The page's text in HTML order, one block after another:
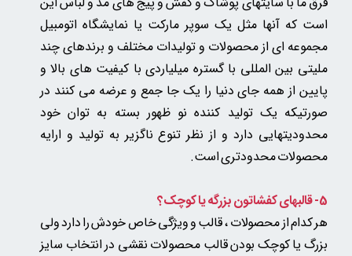
است که آنها مثل یک سوپر مارکت یا نمایشگاه اتومبیل
مجموعه ای از محصولات و تولیدات مختلف و برندهای چند
ملیتی بین المللی با گستره میلیاردی با کیفیت های بالا و
پایین از همه جای دنیا را یک جا جمع و عرضه می کنند در
صورتیکه یک تولید کننده نو ظهور بسته به توان خود
محدودیتهایی دارد و از نظر تنوع ناگزیر به تولید و ارایه
محصولات محدودتری است.
5- قالبهای کفشاتون بزرگه یا کوچک؟
هر کدام از محصولات ، قالب و ویژگی خاص خودش را دارد ولی
بزرگ یا کوچک بودن قالب محصولات نقشی در انتخاب سایز